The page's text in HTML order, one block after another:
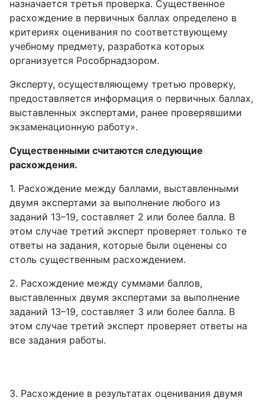
назначается третья проверка. Существенное
расхождение в первичных баллах определено в
критериях оценивания по соответствующему
учебному предмету, разработка которых
организуется Рособрнадзором.
Эксперту, осуществляющему третью проверку,
предоставляется информация о первичных баллах,
выставленных экспертами, ранее проверявшими
экзаменационную работу».
Существенными считаются следующие
расхождения.
1. Расхождение между баллами, выставленными
двумя экспертами за выполнение любого из
заданий 13–19, составляет 2 или более балла. В
этом случае третий эксперт проверяет только те
ответы на задания, которые были оценены со
столь существенным расхождением.
2. Расхождение между суммами баллов,
выставленных двумя экспертами за выполнение
заданий 13–19, составляет 3 или более балла. В
этом случае третий эксперт проверяет ответы на
все задания работы.
3. Расхождение в результатах оценивания двумя